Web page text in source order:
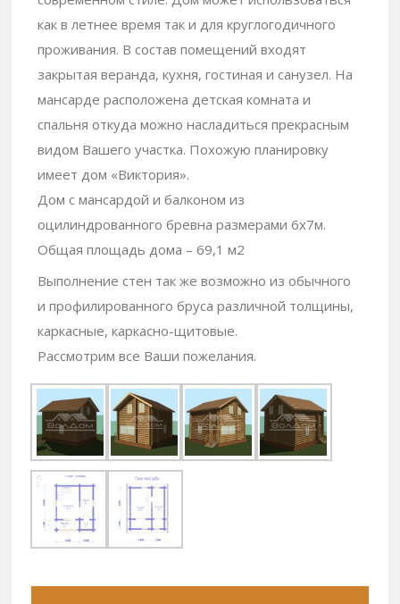
как в летнее время так и для круглогодичного
проживания. В состав помещений входят
закрытая веранда, кухня, гостиная и санузел. На
мансарде расположена детская комната и
спальня откуда можно насладиться прекрасным
видом Вашего участка. Похожую планировку
имеет дом «Виктория».
Дом с мансардой и балконом из
оцилиндрованного бревна размерами 6х7м.
Общая площадь дома – 69,1 м2
Выполнение стен так же возможно из обычного
и профилированного бруса различной толщины,
каркасные, каркасно-щитовые.
Рассмотрим все Ваши пожелания.